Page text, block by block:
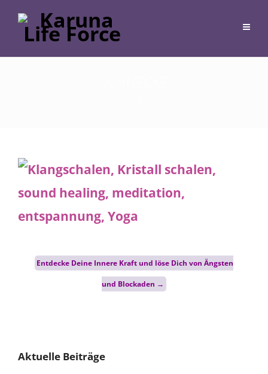
Post
navigation
Entdecke Deine Innere Kraft und löse Dich von Ängsten
und Blockaden →
Aktuelle Beiträge